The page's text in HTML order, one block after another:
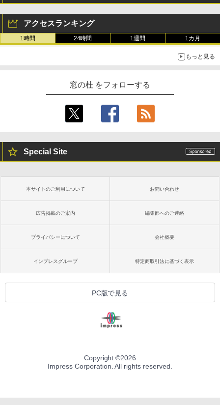
アクセスランキング
1時間 24時間 1週間 1カ月
もっと見る
窓の杜 をフォローする
Special Site
本サイトのご利用について お問い合わせ
広告掲載のご案内 編集部へのご連絡
プライバシーについて 会社概要
インプレスグループ 特定商取引法に基づく表示
PC版で見る
Copyright ©2026
Impress Corporation. All rights reserved.